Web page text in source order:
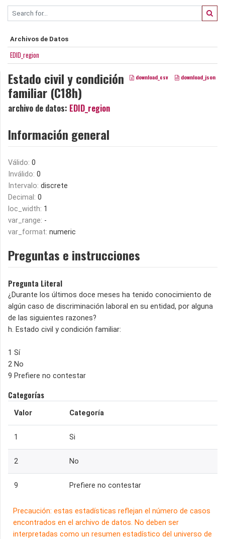
Archivos de Datos
EDID_region
download_csv download_json
Estado civil y condición
familiar (C18h)
archivo de datos: EDID_region
Información general
Válido: 0
Inválido: 0
Intervalo: discrete
Decimal: 0
loc_width: 1
var_range: -
var_format: numeric
Preguntas e instrucciones
Pregunta Literal
¿Durante los últimos doce meses ha tenido conocimiento de
algún caso de discriminación laboral en su entidad, por al­guna
de las siguientes razones?
h. Estado civil y condición familiar:
1 Sí
2 No
9 Prefiere no contestar
Categorías
Valor Categoría
1 Si
2 No
9 Prefiere no contestar
Precaución: estas estadísticas reflejan el número de casos
encontrados en el archivo de datos. No deben ser
interpretadas como un resumen estadístico del universo de